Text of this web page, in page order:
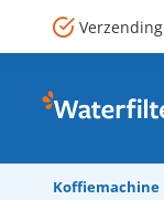
Verzending
Koffiemachine